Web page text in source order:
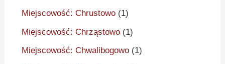
Miejscowość: Chrustowo (1)
Miejscowość: Chrząstowo (1)
Miejscowość: Chwalibogowo (1)